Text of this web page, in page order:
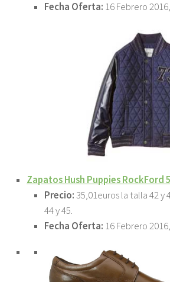
Fecha Oferta: 16 Febrero
Zapatos Hush Puppies RockFord
Precio: 35,01euros la talla 42 y
44 y 45.
Fecha Oferta: 16 Febrero